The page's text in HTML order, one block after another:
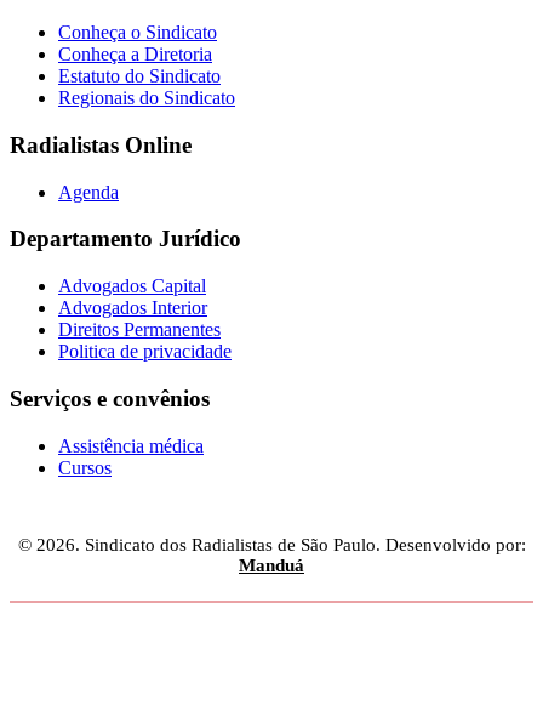
Conheça o Sindicato
Conheça a Diretoria
Estatuto do Sindicato
Regionais do Sindicato
Radialistas Online
Agenda
Departamento Jurídico
Advogados Capital
Advogados Interior
Direitos Permanentes
Politica de privacidade
Serviços e convênios
Assistência médica
Cursos
© 2026. Sindicato dos Radialistas de São Paulo. Desenvolvido por:
Manduá